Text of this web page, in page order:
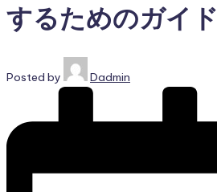
するためのガイド
Posted by Dadmin